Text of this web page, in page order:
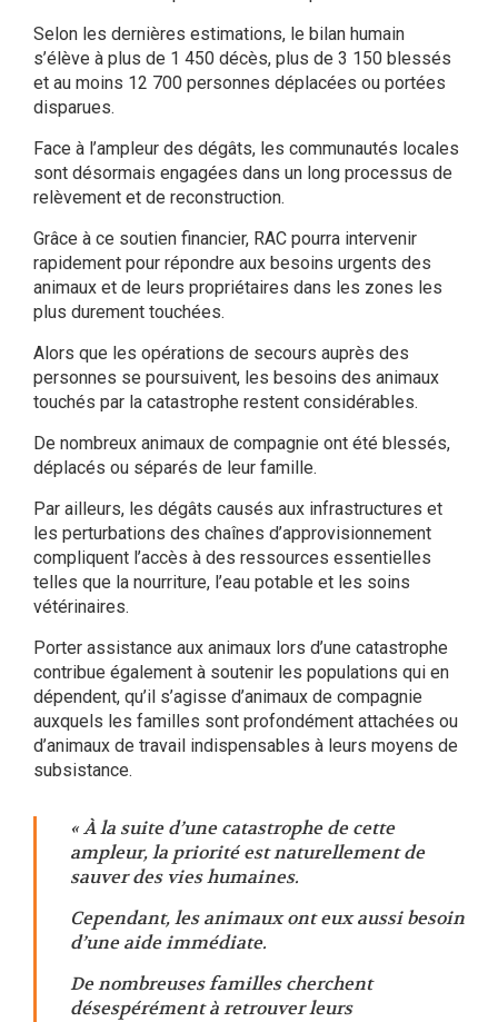
Selon les dernières estimations, le bilan humain
s’élève à plus de 1 450 décès, plus de 3 150 blessés
et au moins 12 700 personnes déplacées ou portées
disparues.
Face à l’ampleur des dégâts, les communautés locales
sont désormais engagées dans un long processus de
relèvement et de reconstruction.
Grâce à ce soutien financier, RAC pourra intervenir
rapidement pour répondre aux besoins urgents des
animaux et de leurs propriétaires dans les zones les
plus durement touchées.
Alors que les opérations de secours auprès des
personnes se poursuivent, les besoins des animaux
touchés par la catastrophe restent considérables.
De nombreux animaux de compagnie ont été blessés,
déplacés ou séparés de leur famille.
Par ailleurs, les dégâts causés aux infrastructures et
les perturbations des chaînes d’approvisionnement
compliquent l’accès à des ressources essentielles
telles que la nourriture, l’eau potable et les soins
vétérinaires.
Porter assistance aux animaux lors d’une catastrophe
contribue également à soutenir les populations qui en
dépendent, qu’il s’agisse d’animaux de compagnie
auxquels les familles sont profondément attachées ou
d’animaux de travail indispensables à leurs moyens de
subsistance.
« À la suite d’une catastrophe de cette
ampleur, la priorité est naturellement de
sauver des vies humaines.
Cependant, les animaux ont eux aussi besoin
d’une aide immédiate.
De nombreuses familles cherchent
désespérément à retrouver leurs